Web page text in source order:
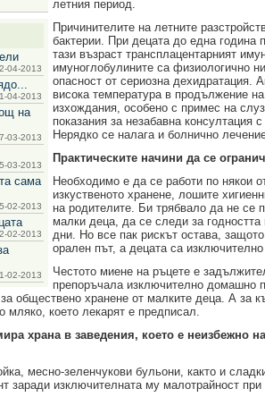
04-2013
04-2013
на
03-2013
03-2013
сама
02-2013
02-2013
02-2013
летния период.
Причинителите на летните
бактерии. При децата до една година
тази възраст трансплацентарният
имуноглобулините са физиологично
опасност от сериозна дехидратация.
висока температура в продължение
изхождания, особено с примес на
показания за незабавна консултация
Нерядко се налага и болнично
Практическите начини да се
Необходимо е да се работи по някои
изкуственото хранене, лошите
на родителите. Би трябвало да не се
малки деца, да се следи за
дни. Но все пак рискът остава,
орален път, а децата са
Честото миене на ръцете е
препоръчала изключително домашно
обществено хранене от малките деца. А за
мляко, което лекарят е предписал.
храна в заведения, което е неизбежно
месно-зеленчукови бульони, както и
заради изключителната му малотрайност при